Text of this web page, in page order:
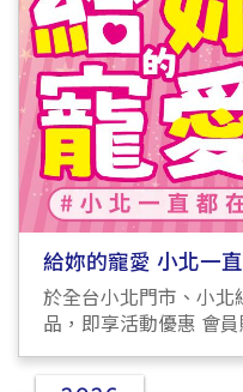
給妳的寵愛 小北一
於全台小北門市、小北
品，即享活動優惠 會
$299→再送38元購物